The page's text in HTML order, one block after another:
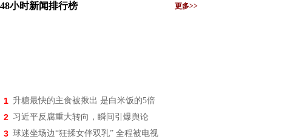
48小时新闻排行榜 更多>>
1 升糖最快的主食被揪出 是白米饭的5倍
2 习近平反腐重大转向，瞬间引爆舆论
3 球迷坐场边“狂揉女伴双乳” 全程被电视